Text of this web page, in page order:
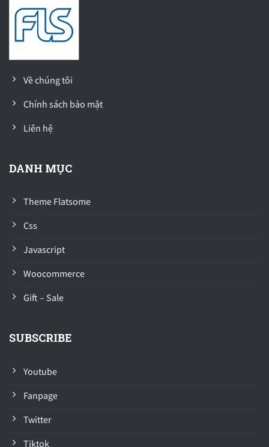
Về chúng tôi
Chính sách bảo mật
Liên hệ
DANH MỤC
Theme Flatsome
Css
Javascript
Woocommerce
Gift – Sale
SUBSCRIBE
Youtube
Fanpage
Twitter
Tiktok